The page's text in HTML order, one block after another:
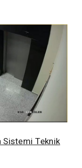
Sistemi Teknik